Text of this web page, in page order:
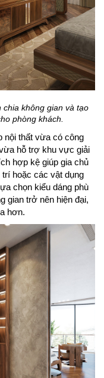
chia không gian và tạo
phòng khách.
nội thất vừa có công
hỗ trợ khu vực giải
hợp kệ giúp gia chủ
hoặc các vật dụng
chọn kiểu dáng phù
gian trở nên hiện đại,
hơn.